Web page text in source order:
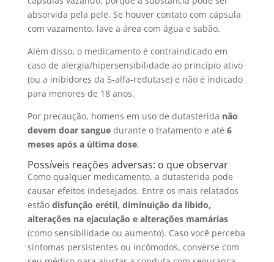
absorvida pela pele. Se houver contato com cápsula
com vazamento, lave a área com água e sabão.
Além disso, o medicamento é contraindicado em
caso de alergia/hipersensibilidade ao princípio ativo
(ou a inibidores da 5-alfa-redutase) e não é indicado
para menores de 18 anos.
Por precaução, homens em uso de dutasterida não
devem doar sanguedurante o tratamento e até 6
meses após a última dose.
Possíveis reações adversas: o que observar
Como qualquer medicamento, a dutasterida pode
causar efeitos indesejados. Entre os mais relatados
estão disfunção erétil, diminuição da libido,
alterações na ejaculação e alterações mamárias
(como sensibilidade ou aumento). Caso você perceba
sintomas persistentes ou incômodos, converse com